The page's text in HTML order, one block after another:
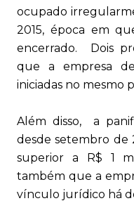
ocupado
2015, época em
encerrado. Dois
que a empresa
iniciadas no mesmo
Além disso, a
desde setembro de
superior a R$ 1
também que a
vínculo jurídico há